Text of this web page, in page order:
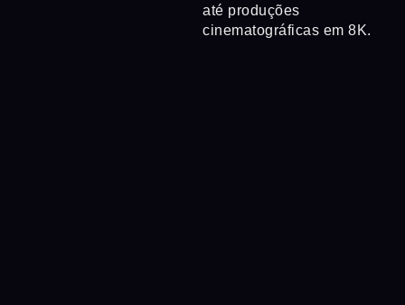
até produções
cinematográficas em 8K.